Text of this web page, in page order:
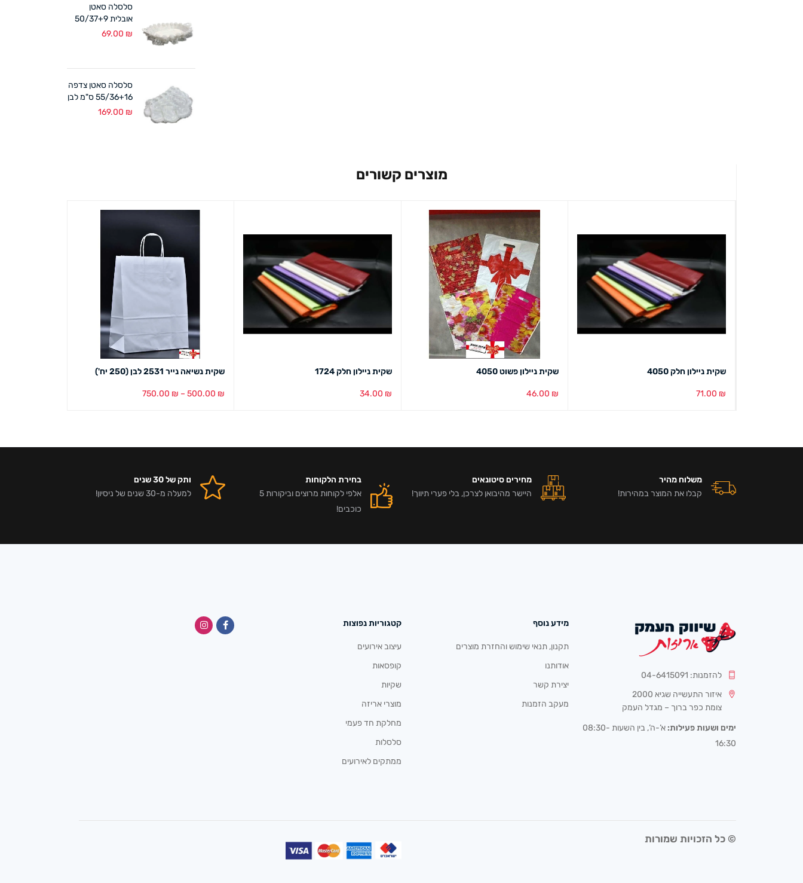
סלסלה סאטן
אובלית 50/37+9
ס"מ לבן
69.00 ₪
סלסלה סאטן צדפה
55/36+16 ס"מ לבן
169.00 ₪
מוצרים קשורים
שקית ניילון חלק 4050
71.00 ₪
שקית ניילון פשוט 4050
46.00 ₪
שקית ניילון חלק 1724
34.00 ₪
שקית נשיאה נייר 2531 לבן (250 יח')
500.00 ₪
–
750.00 ₪
משלוח מהיר
קבלו את המוצר במהירות!
מחירים סיטונאים
היישר מהיבואן לצרכן, בלי פערי תיווך!
בחירת הלקוחות
אלפי לקוחות מרוצים וביקורות 5
כוכבים!
ותק של 30 שנים
למעלה מ-30 שנים של ניסיון!
להזמנות: 04-6415091
איזור התעשייה שגיא 2000
צומת כפר ברוך – מגדל העמק
ימים ושעות פעילות:
א’-ה’, בין השעות 08:30-
16:30
מידע נוסף
תקנון, תנאי שימוש והחזרת מוצרים
אודותנו
יצירת קשר
מעקב הזמנות
קטגוריות נפוצות
עיצוב אירועים
קופסאות
שקיות
מוצרי אריזה
מחלקת חד פעמי
סלסלות
ממתקים לאירועים
© כל הזכויות שמורות